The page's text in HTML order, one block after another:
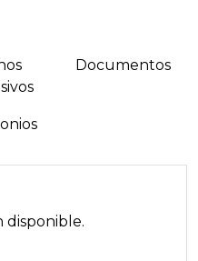
Documentos
disponible.